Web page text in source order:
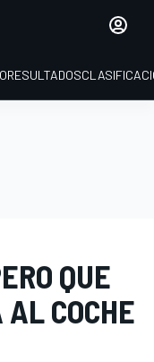
RESULTADOS
QUE
COCHE